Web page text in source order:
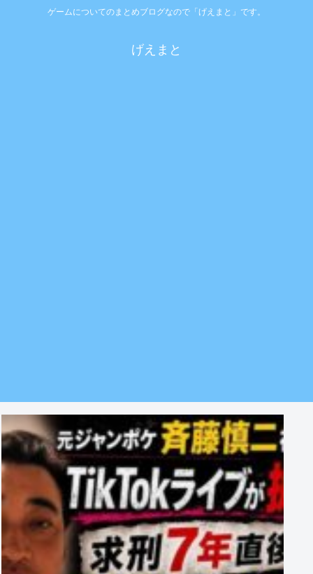
ゲームについてのまとめブログなので「げえまと」です。
げえまと